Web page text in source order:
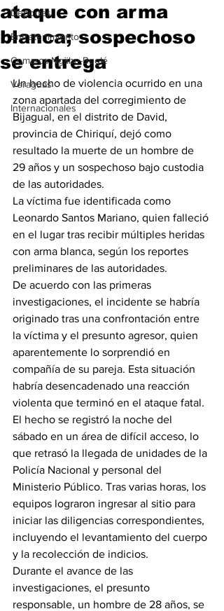
Deportes
Entretenimiento
Comarca Ngäbe-Buglé
Veraguas
Internacionales
ataque con arma
blanca; sospechoso
se entrega
Un hecho de violencia ocurrido en una
zona apartada del corregimiento de
Bijagual, en el distrito de David,
provincia de Chiriquí, dejó como
resultado la muerte de un hombre de
29 años y un sospechoso bajo custodia
de las autoridades.
La víctima fue identificada como
Leonardo Santos Mariano, quien falleció
en el lugar tras recibir múltiples heridas
con arma blanca, según los reportes
preliminares de las autoridades.
De acuerdo con las primeras
investigaciones, el incidente se habría
originado tras una confrontación entre
la víctima y el presunto agresor, quien
aparentemente lo sorprendió en
compañía de su pareja. Esta situación
habría desencadenado una reacción
violenta que terminó en el ataque fatal.
El hecho se registró la noche del
sábado en un área de difícil acceso, lo
que retrasó la llegada de unidades de la
Policía Nacional y personal del
Ministerio Público. Tras varias horas, los
equipos lograron ingresar al sitio para
iniciar las diligencias correspondientes,
incluyendo el levantamiento del cuerpo
y la recolección de indicios.
Durante el avance de las
investigaciones, el presunto
responsable, un hombre de 28 años, se